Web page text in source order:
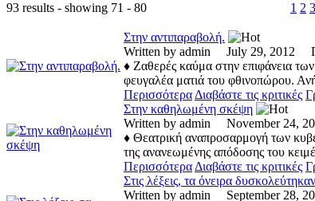
93 results - showing 71 - 80 1 2 3
Στην αντιπαραβολή.
Written by admin July 29, 2012
♦ Ζαθερές καύμα στην επιφάνεια
φευγαλέα ματιά του φθινοπώρου.
ΠερισσότεραΔιαβάστε τις κριτικές
Στην καθηλωμένη σκέψη
Written by admin November 24,
♦ Θεατρική αναπροσαρμογή των
της ανανεω­μένης απόδοσης του
ΠερισσότεραΔιαβάστε τις κριτικές
Στις λέξεις, τα όνειρα δυσκολεύτηκαν
Written by admin September 28,